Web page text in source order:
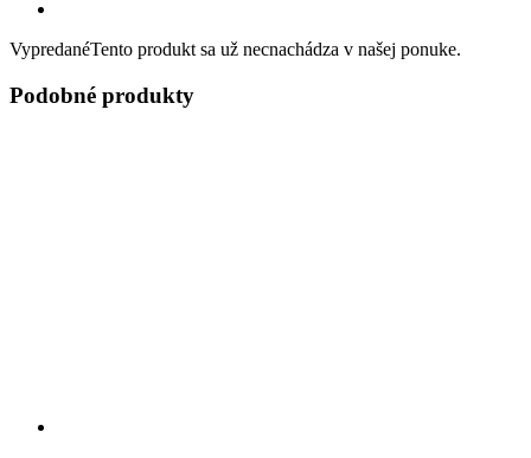
VypredanéTento produkt sa už necnachádza v našej ponuke.
Podobné produkty